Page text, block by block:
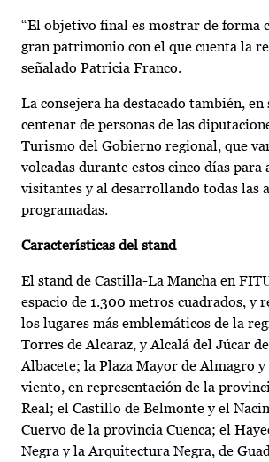
“El objetivo final es mostrar de forma
gran patrimonio con el que cuenta la
señalado Patricia Franco.
La consejera ha destacado también,
centenar de personas de las
Turismo del Gobierno regional, que
volcadas durante estos cinco días para
visitantes y al desarrollando todas las
programadas.
Características del stand
El stand de Castilla-La Mancha en
espacio de 1.300 metros cuadrados, y
los lugares más emblemáticos de la
Torres de Alcaraz, y Alcalá del Júcar
Albacete; la Plaza Mayor de Almagro
viento, en representación de la
Real; el Castillo de Belmonte y el
Cuervo de la provincia Cuenca; el
Negra y la Arquitectura Negra, de